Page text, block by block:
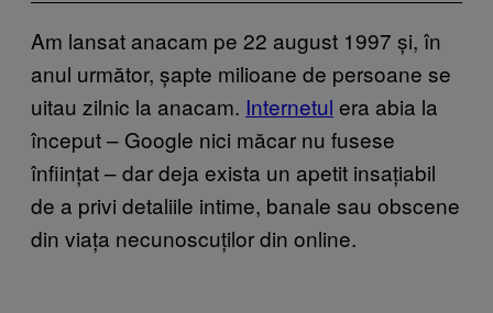
Am lansat anacam pe 22 august 1997 și, în
anul următor, șapte milioane de persoane se
uitau zilnic la anacam. Internetul era abia la
început – Google nici măcar nu fusese
înființat – dar deja exista un apetit insațiabil
de a privi detaliile intime, banale sau obscene
din viața necunoscuților din online.